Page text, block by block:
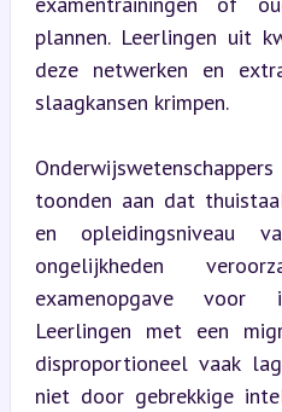
plannen. Leerlingen uit
deze netwerken en
slaagkansen krimpen.
toonden aan dat
en opleidingsniveau
ongelijkheden
examenopgave voor
Leerlingen met een
disproportioneel vaak
niet door gebrekkige